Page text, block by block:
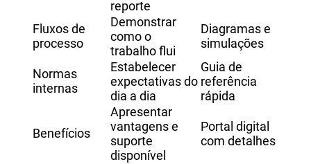
reporte
Fluxos de
processo
Demonstrar
como o
trabalho flui
Diagramas e
simulações
Normas
internas
Estabelecer
expectativas do
dia a dia
Guia de
referência
rápida
Benefícios
Apresentar
vantagens e
suporte
disponível
Portal digital
com detalhes